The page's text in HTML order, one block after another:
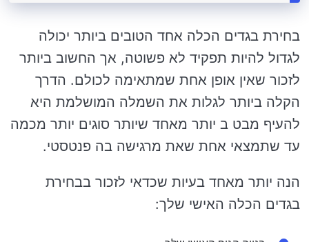
בחירת בגדים הכלה אחד הטובים ביותר יכולה
לגדול להיות תפקיד לא פשוטה, אך החשוב ביותר
לזכור שאין אופן אחת שמתאימה לכולם. הדרך
הקלה ביותר לגלות את השמלה המושלמת היא
להעיף מבט ב יותר מאחד שיותר סוגים יותר מכמה
עד שתמצאי אחת שאת מרגישה בה פנטסטי.
הנה יותר מאחד בעיות שכדאי לזכור בבחירת
בגדים הכלה האישי שלך: